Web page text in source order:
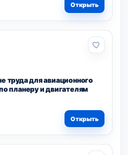
Открыть
труда для авиационного
планеру и двигателям
Открыть